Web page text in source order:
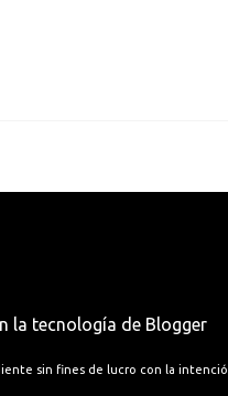
la tecnología de Blogger
sin fines de lucro con la